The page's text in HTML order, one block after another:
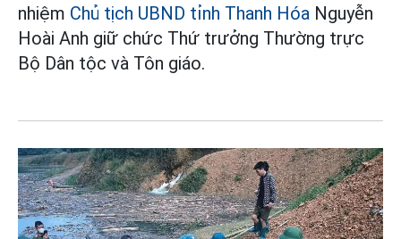
nhiệm Chủ tịch UBND tỉnh Thanh Hóa Nguyễn
Hoài Anh giữ chức Thứ trưởng Thường trực
Bộ Dân tộc và Tôn giáo.